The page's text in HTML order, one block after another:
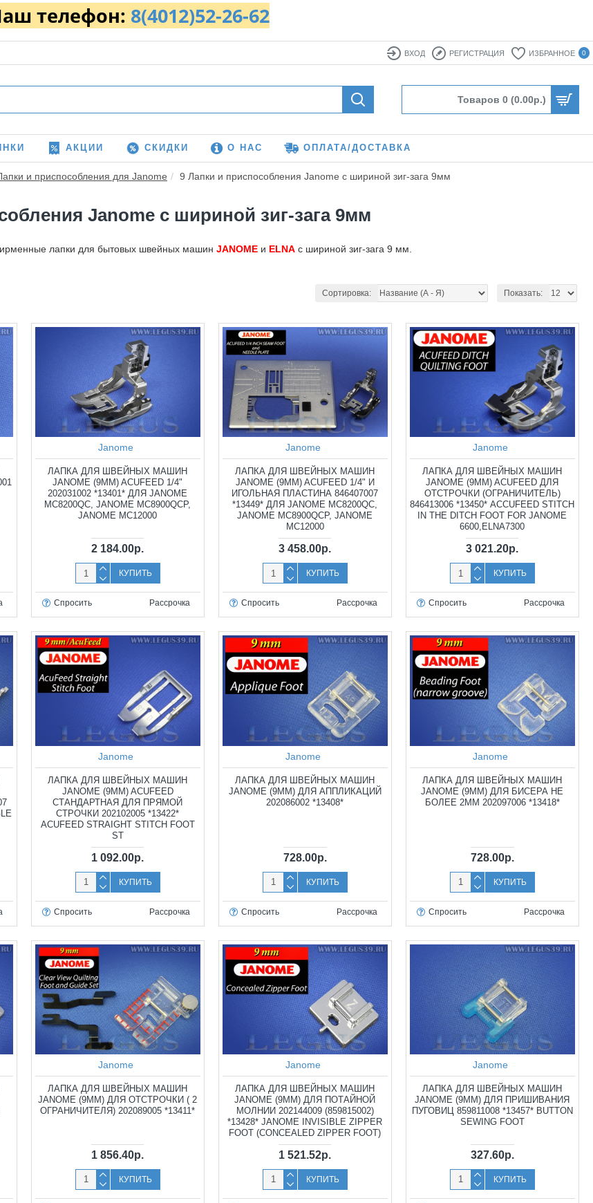
телефон: 8(4012)52-26-62
ВХОД РЕГИСТРАЦИЯ ИЗБРАННОЕ 0
Товаров 0 (0.00р.)
АКЦИИ СКИДКИ О НАС ОПЛАТА/ДОСТАВКА
и приспособления для Janome 9 Лапки и приспособления Janome с шириной зиг-зага 9мм
Janome с шириной зиг-зага 9мм
лапки для бытовых швейных машин JANOME и ELNA с шириной зиг-зага 9 мм.
Сортировка: Показать:
Janome
ЛАПКА ДЛЯ ШВЕЙНЫХ МАШИН
JANOME (9ММ) ACUFEED 1/4"
202031002 *13401* ДЛЯ JANOME
MC8200QC, JANOME MC8900QCP,
JANOME MC12000
2 184.00р.
КУПИТЬ
Спросить Рассрочка
Janome
ЛАПКА ДЛЯ ШВЕЙНЫХ МАШИН
JANOME (9ММ) ACUFEED 1/4" И
ИГОЛЬНАЯ ПЛАСТИНА 846407007
*13449* ДЛЯ JANOME MC8200QC,
JANOME MC8900QCP, JANOME
MC12000
3 458.00р.
КУПИТЬ
Спросить Рассрочка
Janome
ЛАПКА ДЛЯ ШВЕЙНЫХ МАШИН
JANOME (9ММ) ACUFEED ДЛЯ
ОТСТРОЧКИ (ОГРАНИЧИТЕЛЬ)
846413006 *13450* ACCUFEED STITCH
IN THE DITCH FOOT FOR JANOME
6600,ELNA7300
3 021.20р.
КУПИТЬ
Спросить Рассрочка
Janome
ЛАПКА ДЛЯ ШВЕЙНЫХ МАШИН
JANOME (9ММ) ACUFEED
СТАНДАРТНАЯ ДЛЯ ПРЯМОЙ
СТРОЧКИ 202102005 *13422*
ACUFEED STRAIGHT STITCH FOOT
ST
1 092.00р.
КУПИТЬ
Спросить Рассрочка
Janome
ЛАПКА ДЛЯ ШВЕЙНЫХ МАШИН
JANOME (9ММ) ДЛЯ АППЛИКАЦИЙ
202086002 *13408*
728.00р.
КУПИТЬ
Спросить Рассрочка
Janome
ЛАПКА ДЛЯ ШВЕЙНЫХ МАШИН
JANOME (9ММ) ДЛЯ БИСЕРА НЕ
БОЛЕЕ 2ММ 202097006 *13418*
728.00р.
КУПИТЬ
Спросить Рассрочка
Janome
ЛАПКА ДЛЯ ШВЕЙНЫХ МАШИН
JANOME (9ММ) ДЛЯ ОТСТРОЧКИ ( 2
ОГРАНИЧИТЕЛЯ) 202089005 *13411*
1 856.40р.
КУПИТЬ
Janome
ЛАПКА ДЛЯ ШВЕЙНЫХ МАШИН
JANOME (9ММ) ДЛЯ ПОТАЙНОЙ
МОЛНИИ 202144009 (859815002)
*13428* JANOME INVISIBLE ZIPPER
FOOT (CONCEALED ZIPPER FOOT)
1 521.52р.
КУПИТЬ
Janome
ЛАПКА ДЛЯ ШВЕЙНЫХ МАШИН
JANOME (9ММ) ДЛЯ ПРИШИВАНИЯ
ПУГОВИЦ 859811008 *13457* BUTTON
SEWING FOOT
327.60р.
КУПИТЬ